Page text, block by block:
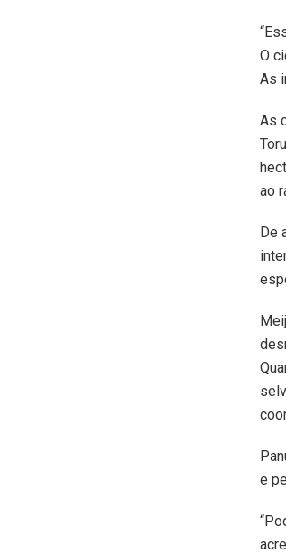
O
As
As
ao
De
e